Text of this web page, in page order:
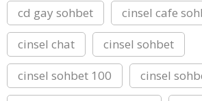
cd gay sohbet
cinsel cafe
cinsel chat
cinsel sohbet
cinsel sohbet 100
cinsel